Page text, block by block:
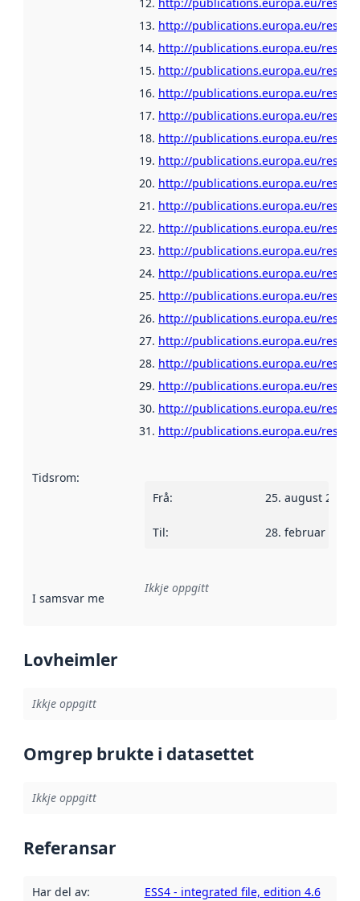
http://publications.europa.eu/
http://publications.europa.eu/
http://publications.europa.eu/
http://publications.europa.eu/
http://publications.europa.eu/
http://publications.europa.eu/
http://publications.europa.eu/
http://publications.europa.eu/
http://publications.europa.eu/
http://publications.europa.eu/
http://publications.europa.eu/
http://publications.europa.eu/
http://publications.europa.eu/
http://publications.europa.eu/
http://publications.europa.eu/
http://publications.europa.eu/
http://publications.europa.eu/
http://publications.europa.eu/
http://publications.europa.eu/
Tidsrom:
Frå: 25. august 2008
Til: 28. februar 2011
I samsvar med Referanse til ei implementeringsregel eller
Ikkje oppgitt
Lovheimler
Ikkje oppgitt
Omgrep brukte i datasettet
Ikkje oppgitt
Referansar
Har del av:
ESS4 - integrated file, edition 4.6